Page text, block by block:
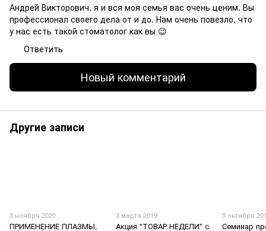
Андрей Викторович, я и вся моя семья вас очень ценим. Вы
профессионал своего дела от и до. Нам очень повезло, что
у нас есть такой стоматолог как вы 😉
Ответить
Новый комментарий
Другие записи
3 ноября 2020
ПРИМЕНЕНИЕ ПЛАЗМЫ,
3 марта 2019
Акция "ТОВАР НЕДЕЛИ" с
5 октября
Семинар